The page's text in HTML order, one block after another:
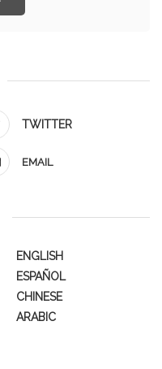
TWITTER
EMAIL
ENGLISH
ESPAÑOL
CHINESE
ARABIC